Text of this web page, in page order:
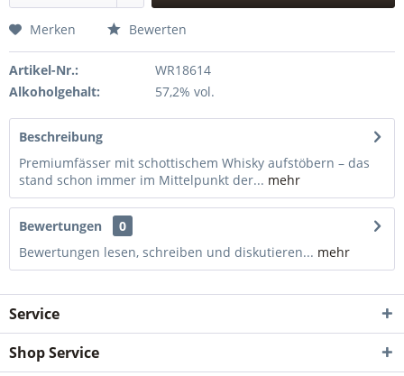
Merken Bewerten
Artikel-Nr.:
WR18614
Alkoholgehalt:
57,2% vol.
Beschreibung
Premiumfässer mit schottischem Whisky aufstöbern – das
stand schon immer im Mittelpunkt der... mehr
Bewertungen
0
Bewertungen lesen, schreiben und diskutieren... mehr
Service
Shop Service